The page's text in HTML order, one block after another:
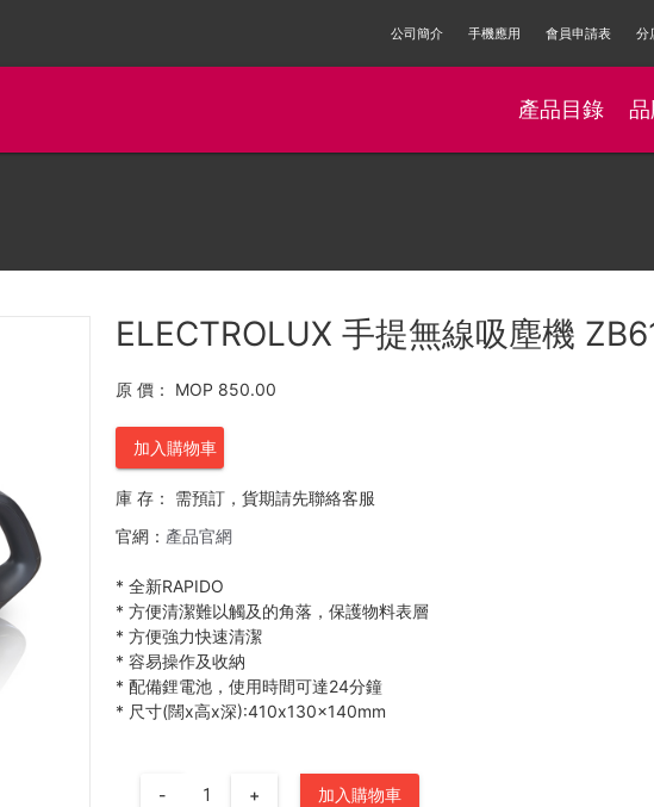
公司簡介 手機應用 會員申請表 分
產品目錄
ELECTROLUX 手提無線吸塵機
原 價： MOP 850.00
加入購物車
庫 存：
需預訂，貨期請先聯絡客服
官網： 產品官網
* 全新RAPIDO
* 方便清潔難以觸及的角落，保護物料表層
* 方便強力快速清潔
* 容易操作及收納
* 配備鋰電池，使用時間可達24分鐘
* 尺寸(闊x高x深):410x130x140mm
- + 加入購物車